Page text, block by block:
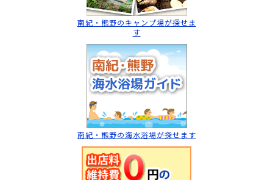
南紀・熊野のキャンプ場が探せま
す
南紀・熊野の海水浴場が探せます